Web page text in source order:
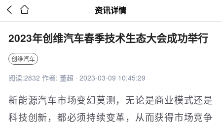
  资讯详情
2023年创维汽车春季技术生态大会成功举行
创维汽车
阅读:2832 作者: 董超 · 2023-03-09 10:45:29
新能源汽车市场变幻莫测，无论是商业模式还是
科技创新，都必须持续变革，从而获得市场竞争